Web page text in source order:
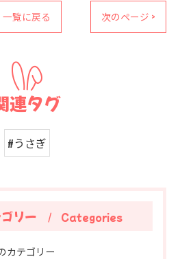
一覧に戻る 次のページ >
連タグ
#うさぎ
リー Categories
カテゴリー